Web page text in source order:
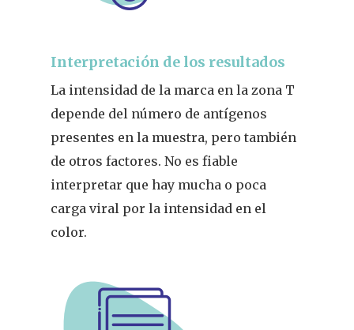
Interpretación de los resultados
La intensidad de la marca en la zona T
depende del número de antígenos
presentes en la muestra, pero también
de otros factores. No es fiable
interpretar que hay mucha o poca
carga viral por la intensidad en el
color.